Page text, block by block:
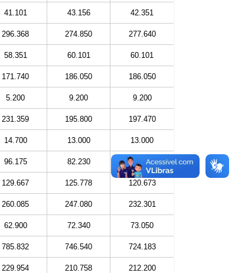
41.101 43.156 42.351
296.368 274.850 277.640
58.351 60.101 60.101
171.740 186.050 186.050
5.200 9.200 9.200
231.359 195.800 197.470
14.700 13.000 13.000
96.175 82.230 83.405
129.667 125.778 120.673
260.085 247.080 232.301
62.900 72.340 73.050
785.832 746.540 724.183
229.954 210.758 212.200